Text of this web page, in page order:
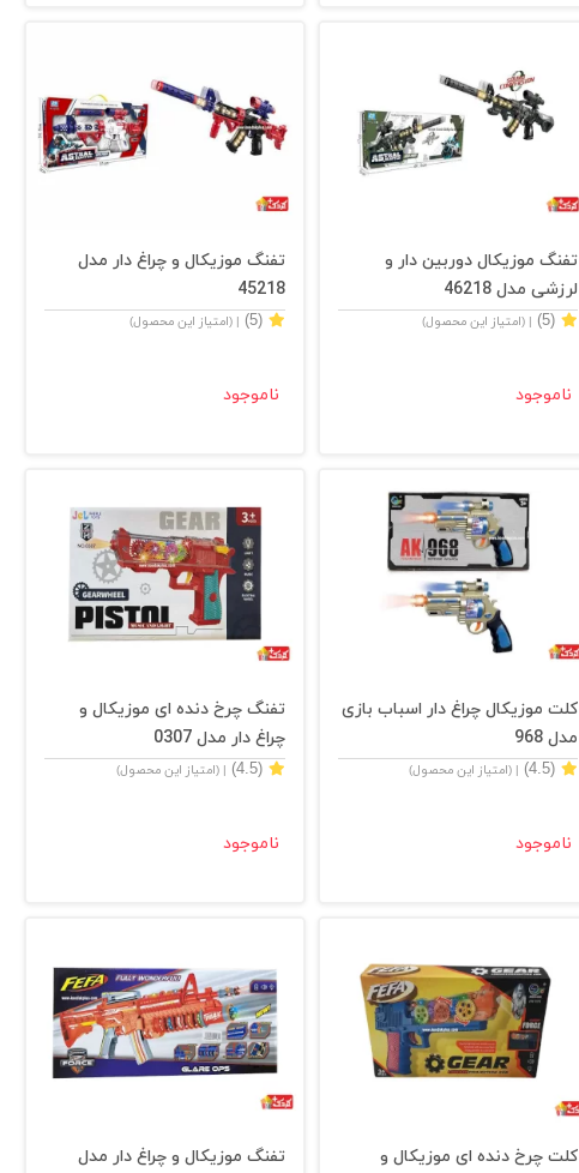
تفنگ موزیکال دوربین دار و
لرزشی مدل 46218
(5) | (امتیاز این محصول)
ناموجود
تفنگ موزیکال و چراغ دار مدل
45218
(5) | (امتیاز این محصول)
ناموجود
کلت موزیکال چراغ دار اسباب بازی
مدل 968
(4.5) | (امتیاز این محصول)
ناموجود
تفنگ چرخ دنده ای موزیکال و
چراغ دار مدل 0307
(4.5) | (امتیاز این محصول)
ناموجود
كلت چرخ دنده ای موزیکال و
تفنگ موزیکال و چراغ دار مدل